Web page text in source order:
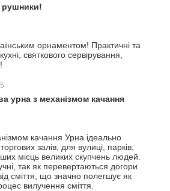
рушники!
орнаментом! Практичні та
святкового сервірування,
урна з механізмом качання
качання Урна ідеально
залів, для вулиці, парків,
місць великих скупчень людей.
так як перевертаються догори
сміття, що значно полегшує як
вилучення сміття.